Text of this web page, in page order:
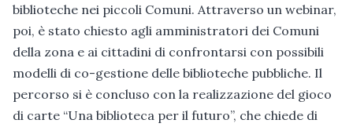
biblioteche nei piccoli Comuni. Attraverso un webinar,
poi, è stato chiesto agli amministratori dei Comuni
della zona e ai cittadini di confrontarsi con possibili
modelli di co-gestione delle biblioteche pubbliche. Il
percorso si è concluso con la realizzazione del gioco
di carte “Una biblioteca per il futuro”, che chiede di